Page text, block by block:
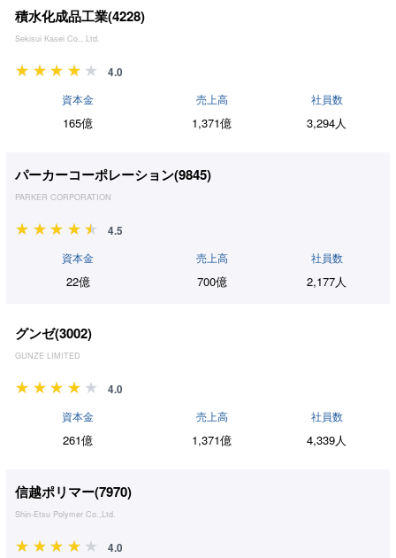
積水化成品工業(4228)
Sekisui Kasei Co., Ltd.
4.0
資本金
165億
売上高
1,371億
社員数
3,294人
パーカーコーポレーション(9845)
PARKER CORPORATION
4.5
資本金
22億
売上高
700億
社員数
2,177人
グンゼ(3002)
GUNZE LIMITED
4.0
資本金
261億
売上高
1,371億
社員数
4,339人
信越ポリマー(7970)
Shin-Etsu Polymer Co.,Ltd.
4.0